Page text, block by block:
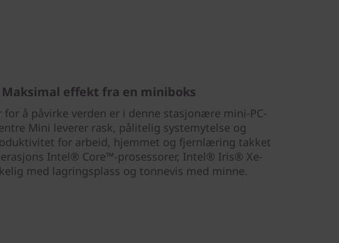
Maksimal effekt fra en miniboks
å påvirke verden er i denne stasjonære mini-PC-
Mini leverer rask, pålitelig systemytelse og
for arbeid, hjemmet og fjernlæring takket
Intel® Core™-prosessorer, Intel® Iris® Xe-
med lagringsplass og tonnevis med minne.